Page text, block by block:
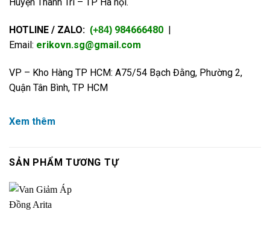
Huyện Thanh Trì – TP Hà nội.
HOTLINE / ZALO: (+84) 984666480 |
Email: erikovn.sg@gmail.com
VP – Kho Hàng TP HCM: A75/54 Bạch Đằng, Phường 2,
Quận Tân Bình, TP HCM
Xem thêm
SẢN PHẨM TƯƠNG TỰ